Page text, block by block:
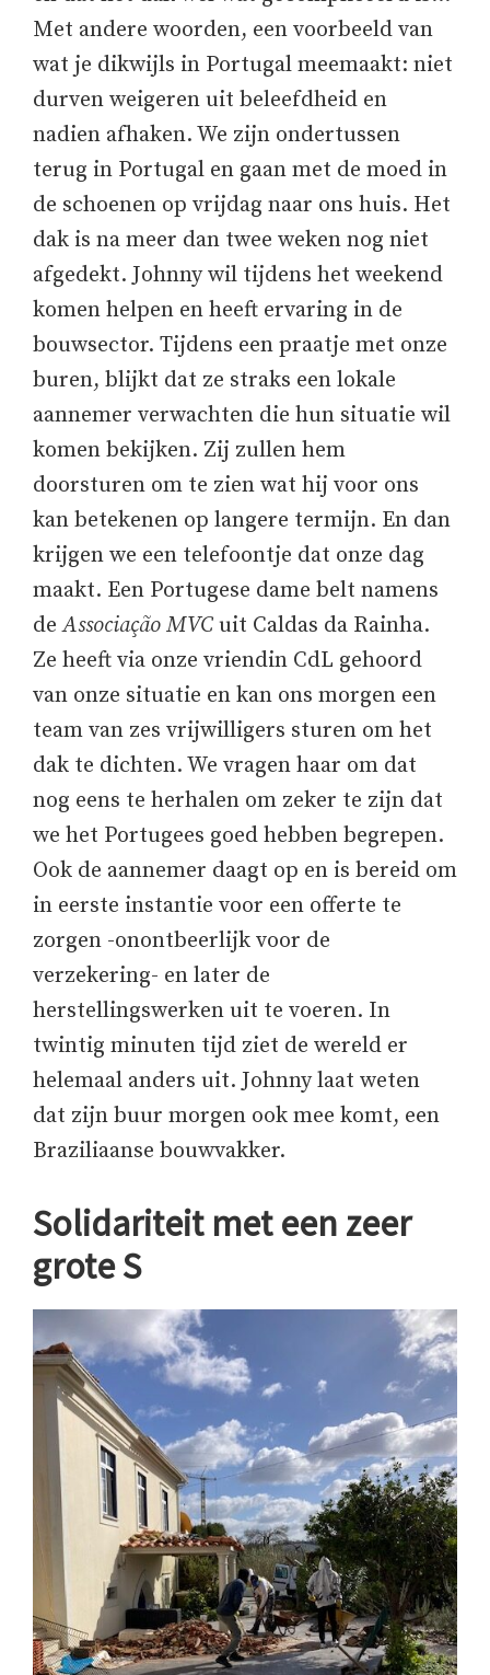
Met andere woorden, een voorbeeld van
wat je dikwijls in Portugal meemaakt: niet
durven weigeren uit beleefdheid en
nadien afhaken. We zijn ondertussen
terug in Portugal en gaan met de moed in
de schoenen op vrijdag naar ons huis. Het
dak is na meer dan twee weken nog niet
afgedekt. Johnny wil tijdens het weekend
komen helpen en heeft ervaring in de
bouwsector. Tijdens een praatje met onze
buren, blijkt dat ze straks een lokale
aannemer verwachten die hun situatie wil
komen bekijken. Zij zullen hem
doorsturen om te zien wat hij voor ons
kan betekenen op langere termijn. En dan
krijgen we een telefoontje dat onze dag
maakt. Een Portugese dame belt namens
deAssociação MVC uit Caldas da Rainha.
Ze heeft via onze vriendin CdL gehoord
van onze situatie en kan ons morgen een
team van zes vrijwilligers sturen om het
dak te dichten. We vragen haar om dat
nog eens te herhalen om zeker te zijn dat
we het Portugees goed hebben begrepen.
Ook de aannemer daagt op en is bereid om
in eerste instantie voor een offerte te
zorgen -onontbeerlijk voor de
verzekering- en later de
herstellingswerken uit te voeren. In
twintig minuten tijd ziet de wereld er
helemaal anders uit. Johnny laat weten
dat zijn buur morgen ook mee komt, een
Braziliaanse bouwvakker.
Solidariteit met een zeer
grote S